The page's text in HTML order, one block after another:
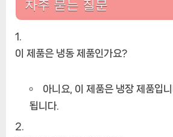
자주 묻는 질문
이 제품은 냉동 제품인가요?
아니요, 이 제품은 냉장 제품입
됩니다.